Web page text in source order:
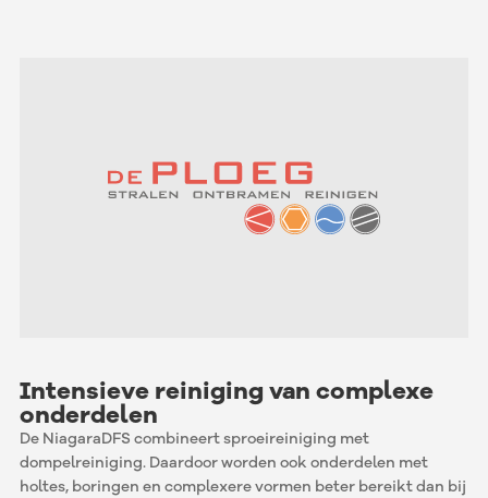
Intensieve reiniging van complexe
onderdelen
De NiagaraDFS combineert sproeireiniging met
dompelreiniging. Daardoor worden ook onderdelen met
holtes, boringen en complexere vormen beter bereikt dan bij